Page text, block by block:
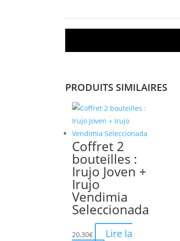
PRODUITS SIMILAIRES
Coffret 2
bouteilles :
Irujo Joven +
Irujo
Vendimia
Seleccionada
20,30€
Lire la